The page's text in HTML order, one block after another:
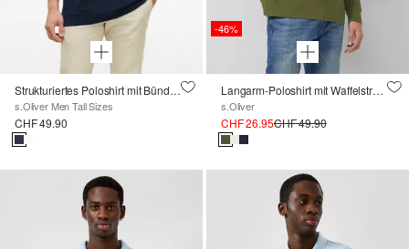
Strukturiertes Poloshirt mit Bündchen
s.Oliver Men Tall Sizes
CHF 49.90
-46%
Langarm-Poloshirt mit Waffelstruktur und Logo-Patch
s.Oliver
CHF 26.95CHF 49.90